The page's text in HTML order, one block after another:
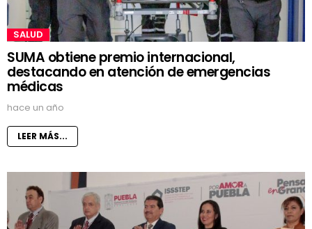
SALUD
SUMA obtiene premio internacional,
destacando en atención de emergencias
médicas
hace un año
LEER MÁS...